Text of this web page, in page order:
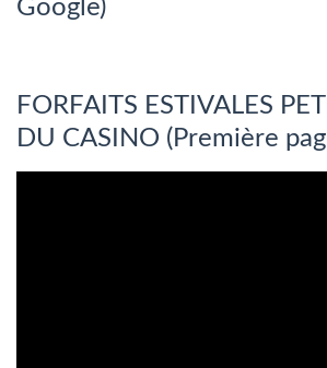
Google)
FORFAITS ESTIVALES
DU CASINO (Première